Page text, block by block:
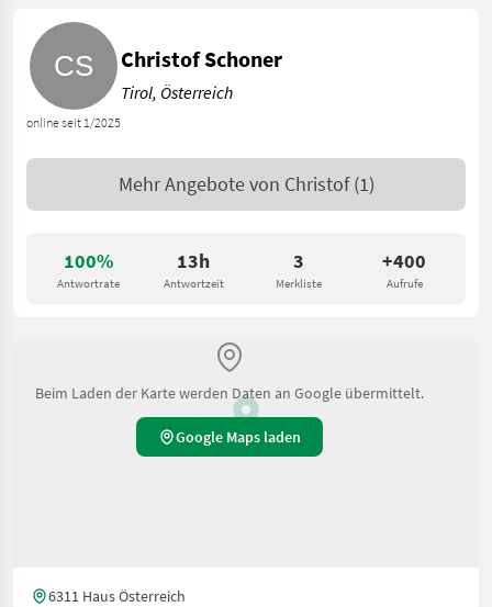
100%
Antwortrate
13h
Antwortzeit
3
Merkliste
+400
Aufrufe
online seit 1/2025
Christof Schoner
Tirol, Österreich
Mehr Angebote von Christof (1)
Beim Laden der Karte werden Daten an Google übermittelt.
Google Maps laden
6311 Haus Österreich